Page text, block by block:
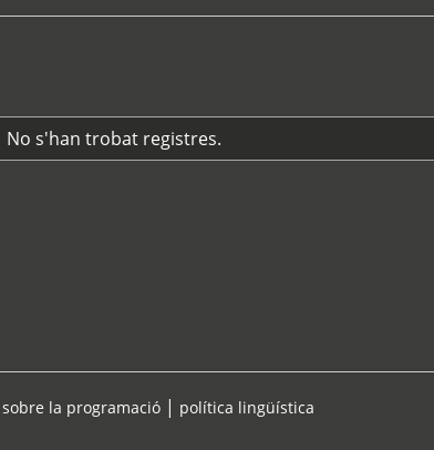
No s'han trobat registres.
sobre la programació| política lingüística